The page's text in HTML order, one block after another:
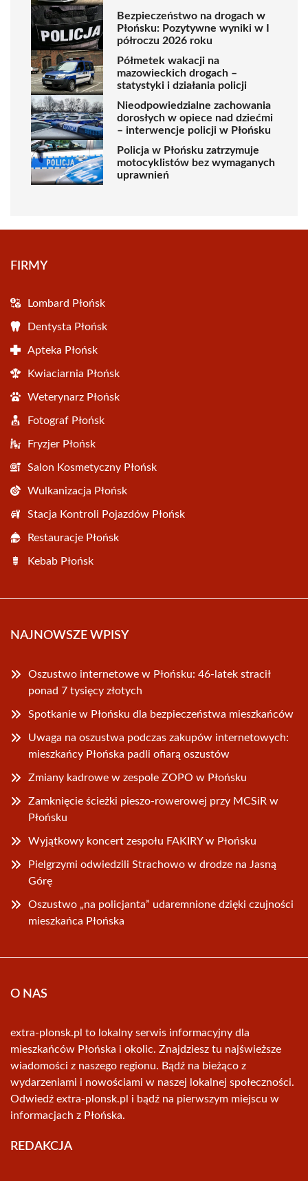
Bezpieczeństwo na drogach w
Płońsku: Pozytywne wyniki w I
półroczu 2026 roku
Półmetek wakacji na
mazowieckich drogach –
statystyki i działania policji
Nieodpowiedzialne zachowania
dorosłych w opiece nad dziećmi
– interwencje policji w Płońsku
Policja w Płońsku zatrzymuje
motocyklistów bez wymaganych
uprawnień
FIRMY
Lombard Płońsk
Dentysta Płońsk
Apteka Płońsk
Kwiaciarnia Płońsk
Weterynarz Płońsk
Fotograf Płońsk
Fryzjer Płońsk
Salon Kosmetyczny Płońsk
Wulkanizacja Płońsk
Stacja Kontroli Pojazdów Płońsk
Restauracje Płońsk
Kebab Płońsk
NAJNOWSZE WPISY
Oszustwo internetowe w Płońsku: 46-latek stracił
ponad 7 tysięcy złotych
Spotkanie w Płońsku dla bezpieczeństwa mieszkańców
Uwaga na oszustwa podczas zakupów internetowych:
mieszkańcy Płońska padli ofiarą oszustów
Zmiany kadrowe w zespole ZOPO w Płońsku
Zamknięcie ścieżki pieszo-rowerowej przy MCSiR w
Płońsku
Wyjątkowy koncert zespołu FAKIRY w Płońsku
Pielgrzymi odwiedzili Strachowo w drodze na Jasną
Górę
Oszustwo „na policjanta” udaremnione dzięki czujności
mieszkańca Płońska
O NAS
extra-plonsk.pl to lokalny serwis informacyjny dla
mieszkańców Płońska i okolic. Znajdziesz tu najświeższe
wiadomości z naszego regionu. Bądź na bieżąco z
wydarzeniami i nowościami w naszej lokalnej społeczności.
Odwiedź extra-plonsk.pl i bądź na pierwszym miejscu w
informacjach z Płońska.
REDAKCJA